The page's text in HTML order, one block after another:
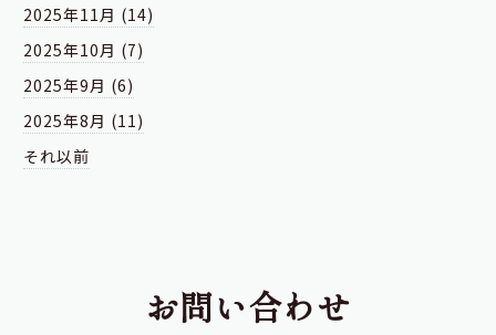
2025年11月 (14)
2025年10月 (7)
2025年9月 (6)
2025年8月 (11)
それ以前
お問い合わせ